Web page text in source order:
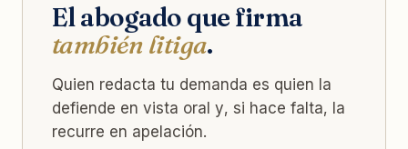
El abogado que firma
también litiga.
Quien redacta tu demanda es quien la
defiende en vista oral y, si hace falta, la
recurre en apelación.